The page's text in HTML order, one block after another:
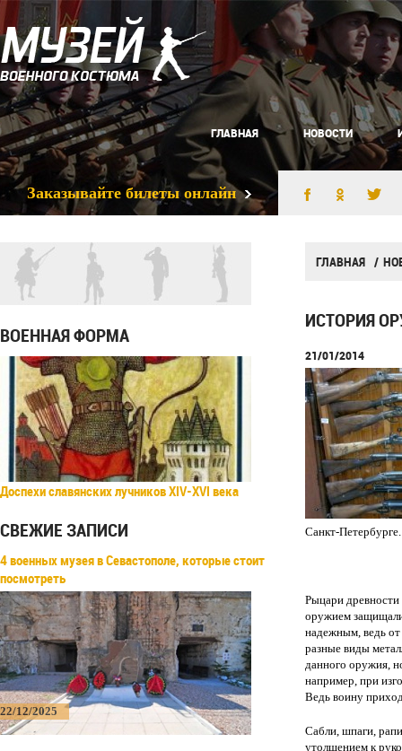
ГЛАВНАЯ НОВОСТИ
Заказывайте билеты онлайн
ВОЕННАЯ ФОРМА
Доспехи славянских лучников XIV-XVI века
СВЕЖИЕ ЗАПИСИ
4 военных музея в Севастополе, которые стоит
посмотреть
22/12/2025
ГЛАВНАЯ
ИСТОРИЯ
21/01/2014
Санкт-Петербурге.
Рыцари
оружием
надежным, ведь от
разные виды
данного оружия,
например, при
Ведь воину
Сабли, шпаги,
утолщением к